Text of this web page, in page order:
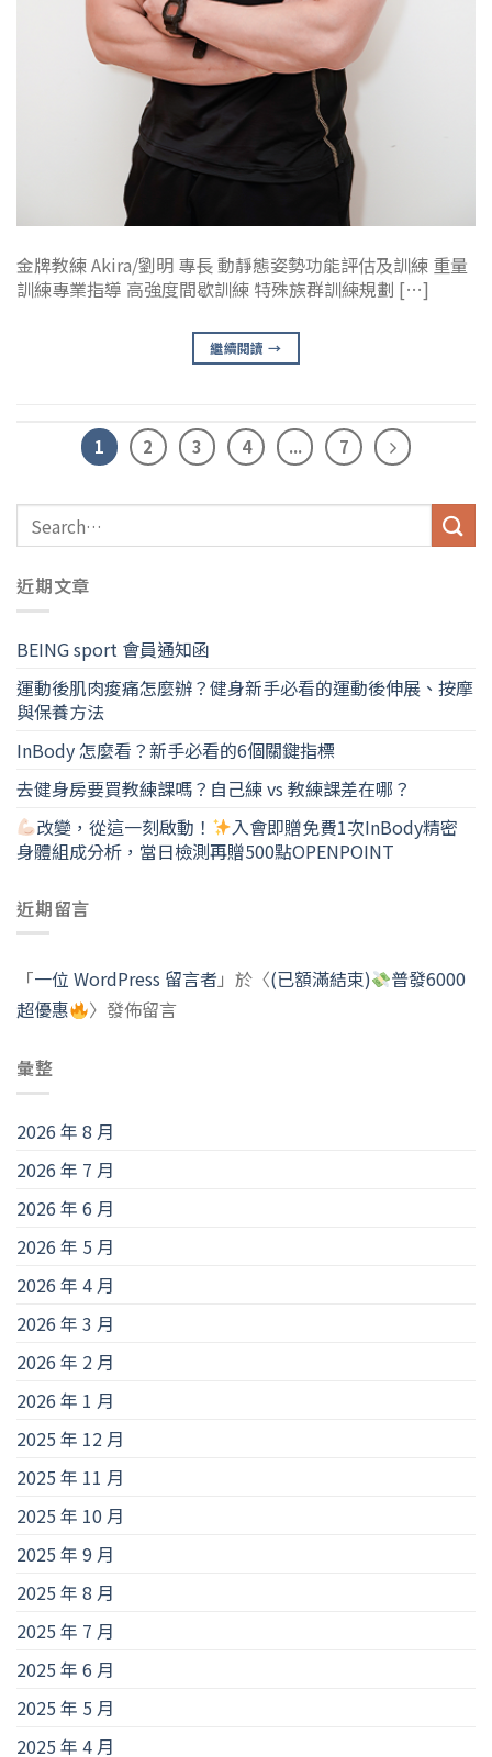
金牌教練 Akira/劉明 專長 動靜態姿勢功能評估及訓練 重量
訓練專業指導 高強度間歇訓練 特殊族群訓練規劃 […]
繼續閱讀→
1 2 3 4 ... 7
近期文章
BEING sport 會員通知函
運動後肌肉痠痛怎麼辦？健身新手必看的運動後伸展、按摩
與保養方法
InBody 怎麼看？新手必看的6個關鍵指標
去健身房要買教練課嗎？自己練 vs 教練課差在哪？
改變，從這一刻啟動！
入會即贈免費1次InBody精密
身體組成分析，當日檢測再贈500點OPENPOINT
近期留言
「一位 WordPress 留言者 」於〈(已額滿結束)
普發6000
超優惠
〉發佈留言
彙整
2026 年 8 月
2026 年 7 月
2026 年 6 月
2026 年 5 月
2026 年 4 月
2026 年 3 月
2026 年 2 月
2026 年 1 月
2025 年 12 月
2025 年 11 月
2025 年 10 月
2025 年 9 月
2025 年 8 月
2025 年 7 月
2025 年 6 月
2025 年 5 月
2025 年 4 月